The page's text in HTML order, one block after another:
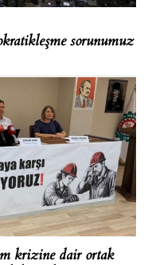
sorunumuz
krizine dair ortak